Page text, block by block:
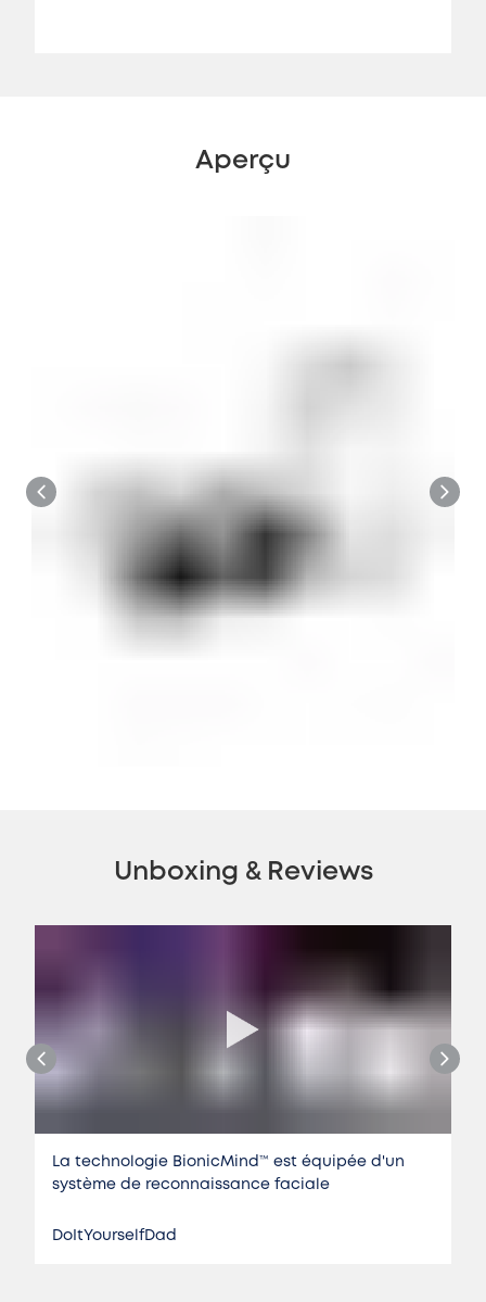
Aperçu
Unboxing & Reviews
La technologie BionicMind™️ est équipée d'un
système de reconnaissance faciale
DoItYourselfDad